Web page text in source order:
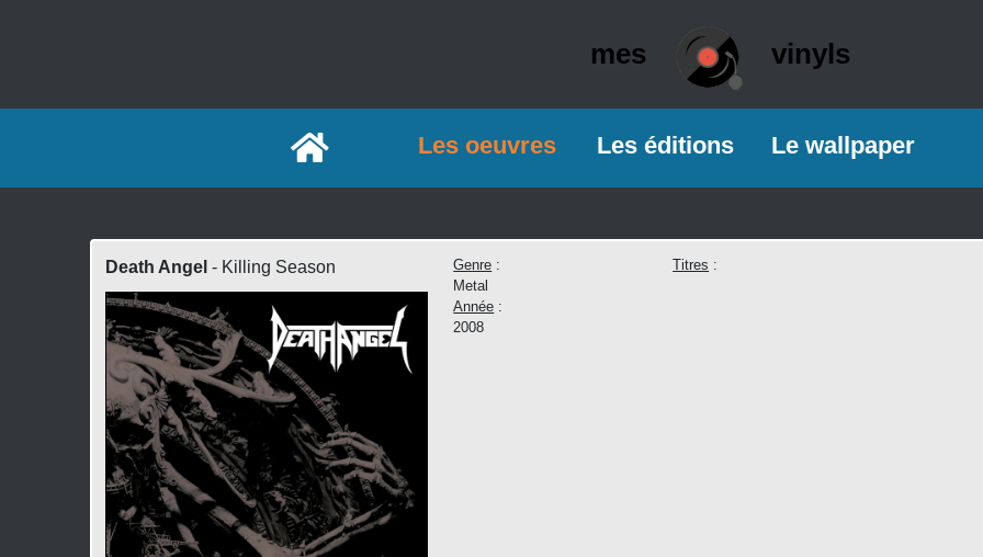
mes vinyls
AccueilLes oeuvres Les éditions Le wallpaper
Death Angel - Killing Season Genre :
Metal
Année :
2008
Titres :